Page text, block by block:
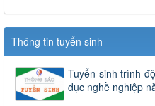
Thông tin tuyển sinh
Tuyển sinh trình
dục nghề nghiệp